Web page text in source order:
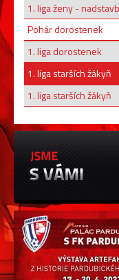
1. liga ženy -
Pohár dorostenek
1. liga dorostenek
1. liga starších žákyň
1. liga starších žákyň